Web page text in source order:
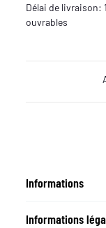
Délai de livraison:
ouvrables
Informations
Informations